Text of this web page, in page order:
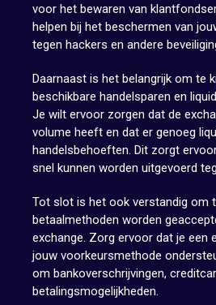
voor het bewaren van
helpen bij het beschermen van
tegen hackers en andere
Daarnaast is het belangrijk om te
beschikbare handelsparen en
Je wilt ervoor zorgen dat de
volume heeft en dat er genoeg
handelsbehoeften. Dit zorgt
snel kunnen worden uitgevoerd
Tot slot is het ook verstandig om
betaalmethoden worden
exchange. Zorg ervoor dat je een
jouw voorkeursmethode
om bankoverschrijvingen,
betalingsmogelijkheden.